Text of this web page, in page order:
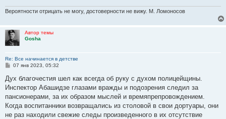
Вероятности отрицать не могу, достоверности не вижу. М. Ломоносов
Автор темы
Gosha
Re: Все начинается в детстве
С
о
б
щ
е
и
е
07 янв 2023, 05:32
Дух благочестия шел как всегда об руку с духом полицейщины.
Инспектор Абашидзе глазами вражды и подозрения следил за
пансионерами, за их образом мыслей и времяпрепровождением.
Когда воспитанники возвращались из столовой в свои дортуары, они
не раз находили свежие следы произведенного в их отсутствие